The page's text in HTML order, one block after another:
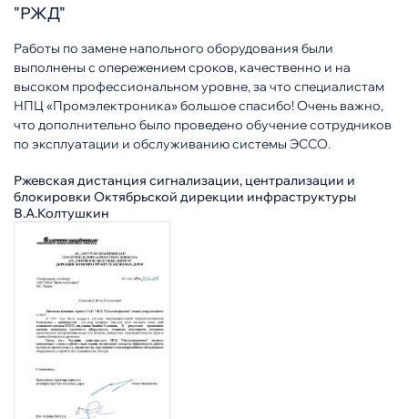
"РЖД"
Работы по замене напольного оборудования были
выполнены с опережением сроков, качественно и на
высоком профессиональном уровне, за что специалистам
НПЦ «Промэлектроника» большое спасибо! Очень важно,
что дополнительно было проведено обучение сотрудников
по эксплуатации и обслуживанию системы ЭССО.
Ржевская дистанция сигнализации, централизации и
блокировки Октябрьской дирекции инфраструктуры
В.А.Колтушкин